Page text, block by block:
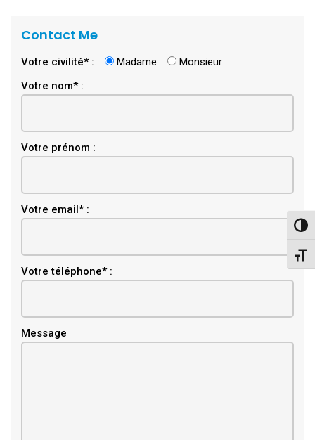
Contact Me
Votre civilité* : Madame
Monsieur
Votre nom* :
Votre prénom :
Votre email* :
Votre téléphone* :
Message